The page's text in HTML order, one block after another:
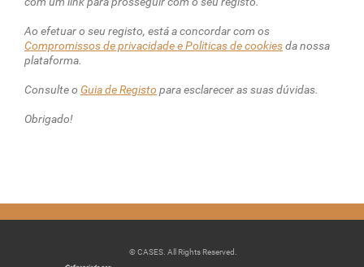
Ao efetuar o seu registo, está a concordar com os
Compromissos de privacidade e Politicas de cookiesda nossa
plataforma.
Consulte o Guia de Registo para esclarecer as suas dúvidas.
Obrigado!
© CASES. All Rights Reserved.